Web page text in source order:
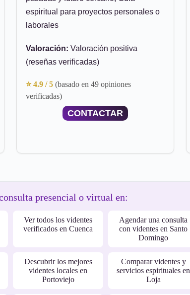
espiritual para proyectos personales o
laborales
Valoración: Valoración positiva
(reseñas verificadas)
⭐ 4.9 / 5 (basado en 49 opiniones
verificadas)
CONTACTAR
presencial o virtual en:
Ver todos los videntes
verificados en Cuenca
Agendar una consulta
con videntes en Santo
Domingo
Descubrir los mejores
videntes locales en
Portoviejo
Comparar videntes y
servicios espirituales en
Loja